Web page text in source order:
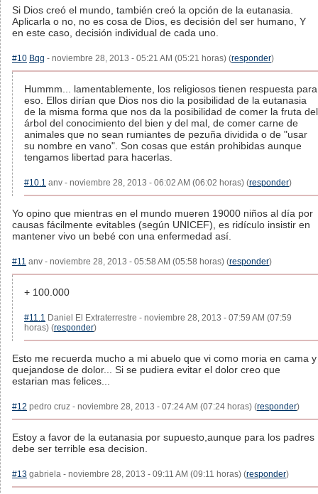
Si Dios creó el mundo, también creó la opción de la eutanasia.
Aplicarla o no, no es cosa de Dios, es decisión del ser humano, Y
en este caso, decisión individual de cada uno.
#10 Bqq - noviembre 28, 2013 - 05:21 AM (05:21 horas) (responder)
Hummm... lamentablemente, los religiosos tienen respuesta para
eso. Ellos dirían que Dios nos dio la posibilidad de la eutanasia
de la misma forma que nos da la posibilidad de comer la fruta del
árbol del conocimiento del bien y del mal, de comer carne de
animales que no sean rumiantes de pezuña dividida o de "usar
su nombre en vano". Son cosas que están prohibidas aunque
tengamos libertad para hacerlas.
#10.1 anv - noviembre 28, 2013 - 06:02 AM (06:02 horas) (responder)
Yo opino que mientras en el mundo mueren 19000 niños al día por
causas fácilmente evitables (según UNICEF), es ridículo insistir en
mantener vivo un bebé con una enfermedad así.
#11 anv - noviembre 28, 2013 - 05:58 AM (05:58 horas) (responder)
+ 100.000
#11.1 Daniel El Extraterrestre - noviembre 28, 2013 - 07:59 AM (07:59
horas) (responder)
Esto me recuerda mucho a mi abuelo que vi como moria en cama y
quejandose de dolor... Si se pudiera evitar el dolor creo que
estarian mas felices...
#12 pedro cruz - noviembre 28, 2013 - 07:24 AM (07:24 horas) (responder)
Estoy a favor de la eutanasia por supuesto,aunque para los padres
debe ser terrible esa decision.
#13 gabriela - noviembre 28, 2013 - 09:11 AM (09:11 horas) (responder)